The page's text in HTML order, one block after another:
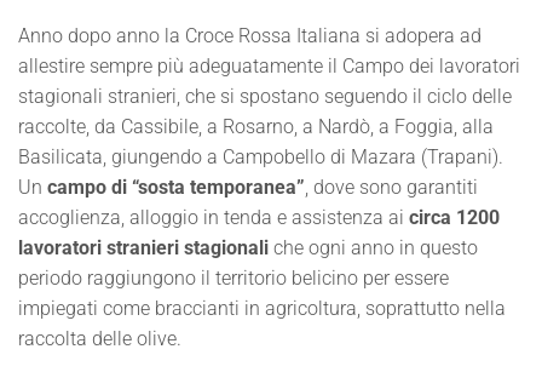
Anno dopo anno la Croce Rossa Italiana si adopera ad
allestire sempre più adeguatamente il Campo dei lavoratori
stagionali stranieri, che si spostano seguendo il ciclo delle
raccolte, da Cassibile, a Rosarno, a Nardò, a Foggia, alla
Basilicata, giungendo a Campobello di Mazara (Trapani).
Un campo di “sosta temporanea”, dove sono garantiti
accoglienza, alloggio in tenda e assistenza ai circa 1200
lavoratori stranieri stagionali che ogni anno in questo
periodo raggiungono il territorio belicino per essere
impiegati come braccianti in agricoltura, soprattutto nella
raccolta delle olive.